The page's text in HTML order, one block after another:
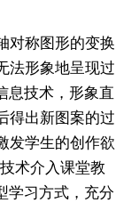
称图形的变换
法形象地呈现过
息技术，形象直
得出新图案的过
发学生的创作欲
术介入课堂教
学习方式，充分